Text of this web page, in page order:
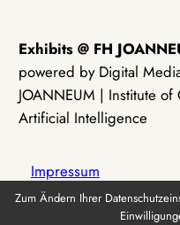
Exhibits @ FH
powered by Digital
JOANNEUM | Institute
Artificial Intelligence
Impressum
Zum Ändern Ihrer